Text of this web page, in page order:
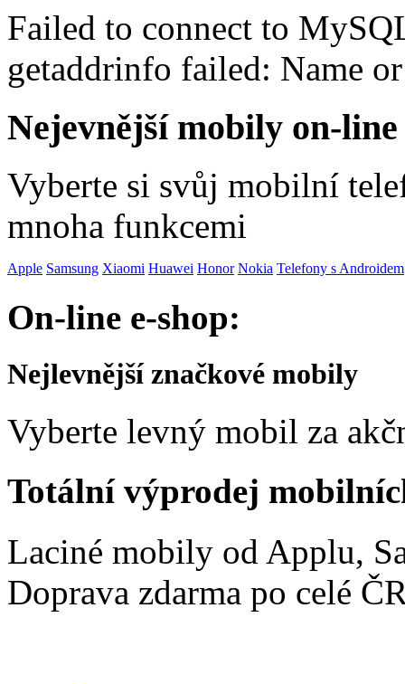
Failed to connect to
getaddrinfo failed: Name
Nejevnější mobily on-
Vyberte si svůj mobilní
mnoha funkcemi
Apple Samsung Xiaomi Huawei Honor Nokia Telefony s Androidem
On-line e-shop:
Nejlevnější značkové mobily
Vyberte levný mobil za
Totální výprodej
Laciné mobily od Applu,
Doprava zdarma po celé